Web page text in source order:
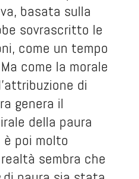
basata sulla
sovrascritto le
come un tempo
come la morale
di
genera il
della paura
poi molto
sembra che